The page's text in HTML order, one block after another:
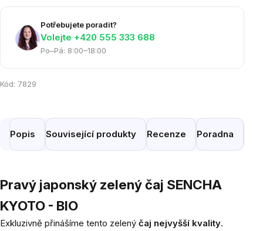
Potřebujete poradit?
Volejte ‭+420 555 333 688
Po–Pá: 8:00–18:00
Kód: 7829
Popis Související produkty Recenze Poradna
Pravý japonský zelený čaj SENCHA
KYOTO - BIO
Exkluzivně přinášíme tento zelený čaj nejvyšší kvality.